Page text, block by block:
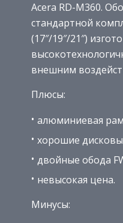
Acera RD-M360.
стандартной
(17″/19″/21″)
внешним
Плюсы:
алюминиевая
хорошие
двойные обода
невысокая цена.
Минусы: